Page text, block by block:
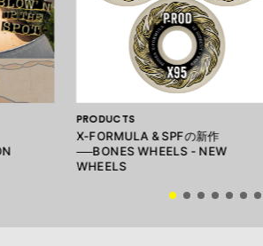
PRODUCTS
X-FORMULA & SPFの新作
──BONES WHEELS - NEW
WHEELS